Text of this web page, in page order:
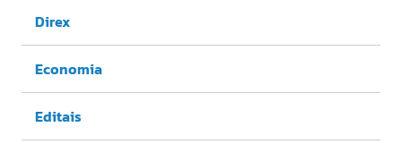
Direx
Economia
Editais